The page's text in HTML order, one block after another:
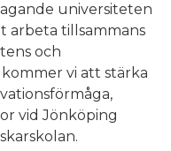
universiteten
arbeta tillsammans
och
vi att stärka
vid Jönköping